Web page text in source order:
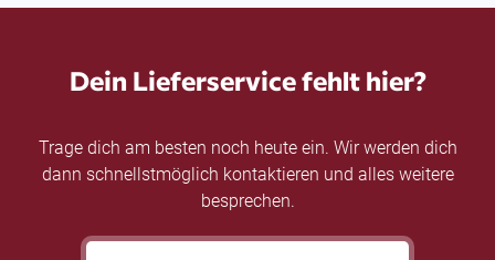
Dein Lieferservice fehlt hier?
Trage dich am besten noch heute ein. Wir werden dich
dann schnellstmöglich kontaktieren und alles weitere
besprechen.